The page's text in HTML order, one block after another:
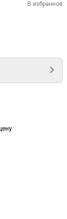
В избранное